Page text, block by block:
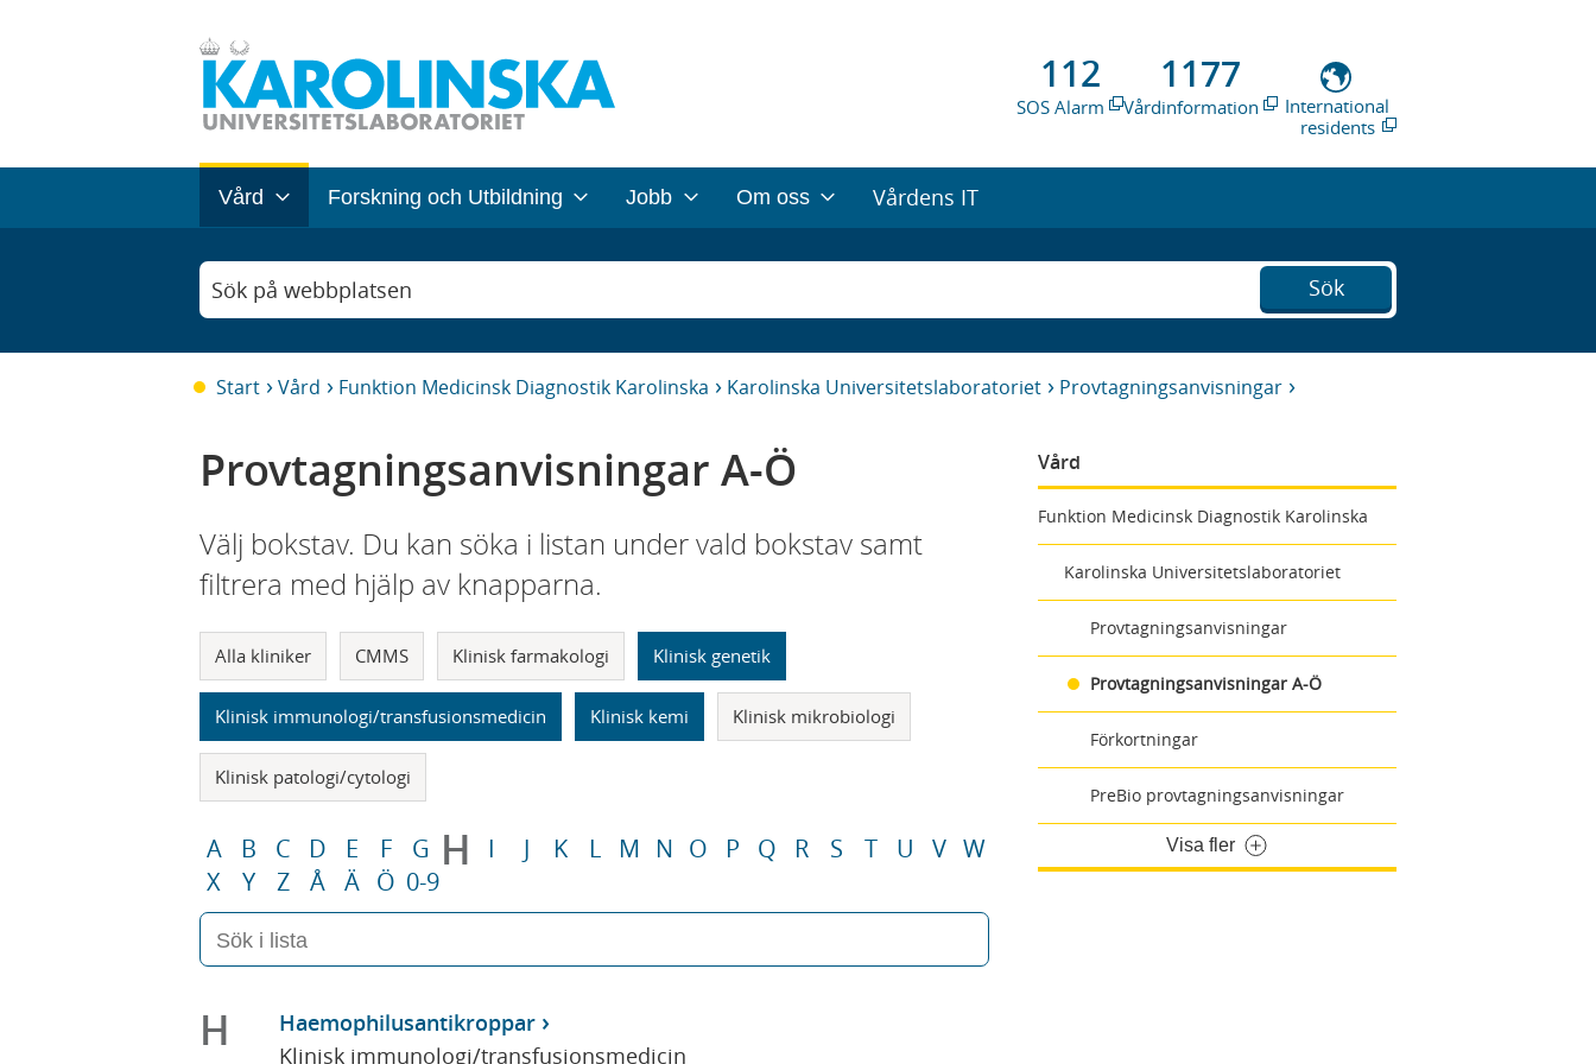
112
SOS Alarm
1177
Vårdinformation
International
residents
Vård Forskning och Utbildning Jobb Om oss Vårdens IT
Sök på webbplatsen Sök
Start Vård Funktion Medicinsk Diagnostik Karolinska Karolinska Universitetslaboratoriet Provtagningsanvisningar
Vård
Funktion Medicinsk Diagnostik Karolinska
Karolinska Universitetslaboratoriet
Provtagningsanvisningar
Provtagningsanvisningar A-Ö
Förkortningar
PreBio provtagningsanvisningar
Visa fler
Provtagningsanvisningar A-Ö
Välj bokstav. Du kan söka i listan under vald bokstav samt
filtrera med hjälp av knapparna.
Alla kliniker CMMS Klinisk farmakologi Klinisk genetik
Klinisk immunologi/transfusionsmedicin Klinisk kemi Klinisk mikrobiologi
Klinisk patologi/cytologi
A B C D E F G H I J K L M N O P Q R S T U V W
X
Y Z Å Ä Ö 0-9
H
Haemophilusantikroppar
Klinisk immunologi/transfusionsmedicin